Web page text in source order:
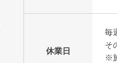
休業日
毎
そ
※